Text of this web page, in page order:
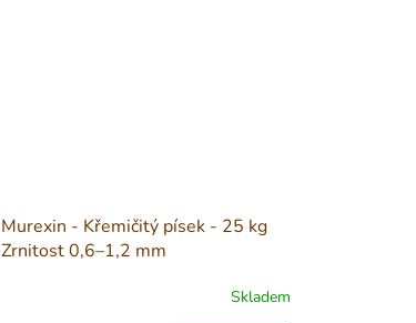
Murexin - Křemičitý písek - 25 kg
Zrnitost 0,6–1,2 mm
Skladem